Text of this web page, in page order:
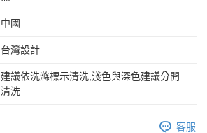
中國
台灣設計
建議依洗滌標示清洗,淺色與深色建議分開
清洗
客服